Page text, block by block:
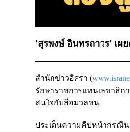
'สุรพงษ์ อินทรถาวร' เ
สำนักข่าวอิศรา (
รักษาราชการแทนเลขาธิก
สนใจกับสื่อมวลชน
ประเด็นความคืบหน้ากรณี